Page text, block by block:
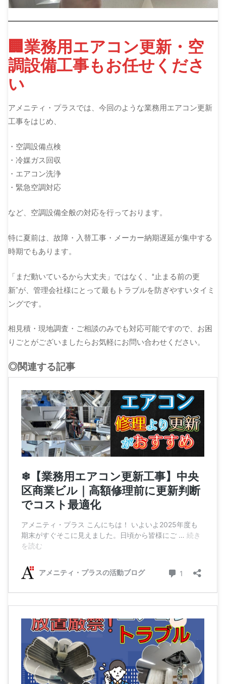
🏢業務用エアコン更新・空
調設備工事もお任せくださ
い
アメニティ・プラスでは、今回のような業務用エアコン更新
工事をはじめ、
・空調設備点検
・冷媒ガス回収
・エアコン洗浄
・緊急空調対応
など、空調設備全般の対応を行っております。
特に夏前は、故障・入替工事・メーカー納期遅延が集中する
時期でもあります。
「まだ動いているから大丈夫」ではなく、“止まる前の更
新”が、管理会社様にとって最もトラブルを防ぎやすいタイミ
ングです。
相見積・現地調査・ご相談のみでも対応可能ですので、お困
りごとがございましたらお気軽にお問い合わせください。
◎関連する記事